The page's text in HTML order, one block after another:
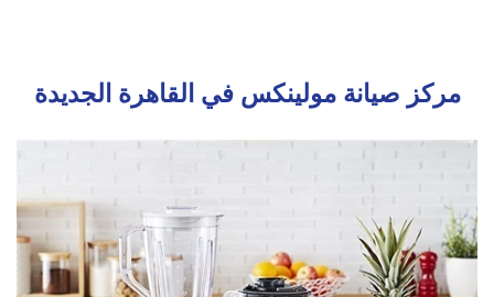
مركز صيانة مولينكس في القاهرة الجديدة